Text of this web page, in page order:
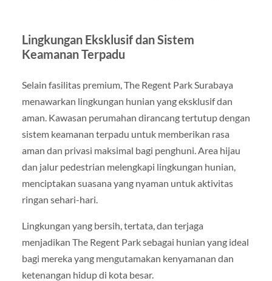
Lingkungan Eksklusif dan Sistem
Keamanan Terpadu
Selain fasilitas premium, The Regent Park Surabaya
menawarkan lingkungan hunian yang eksklusif dan
aman. Kawasan perumahan dirancang tertutup dengan
sistem keamanan terpadu untuk memberikan rasa
aman dan privasi maksimal bagi penghuni. Area hijau
dan jalur pedestrian melengkapi lingkungan hunian,
menciptakan suasana yang nyaman untuk aktivitas
ringan sehari-hari.
Lingkungan yang bersih, tertata, dan terjaga
menjadikan The Regent Park sebagai hunian yang ideal
bagi mereka yang mengutamakan kenyamanan dan
ketenangan hidup di kota besar.